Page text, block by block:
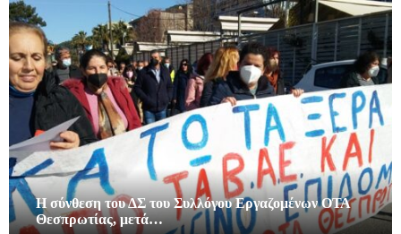
Η σύνθεση του ΔΣ του Συλλόγου Εργαζομένων ΟΤΑ
Θεσπρωτίας, μετά…